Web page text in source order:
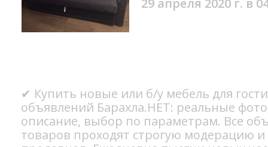
29 апреля 2020 г. в
✔ Купить новые или б/у мебель для
объявлений Барахла.НЕТ: реальные
описание, выбор по параметрам. Все
товаров проходят строгую модерацию